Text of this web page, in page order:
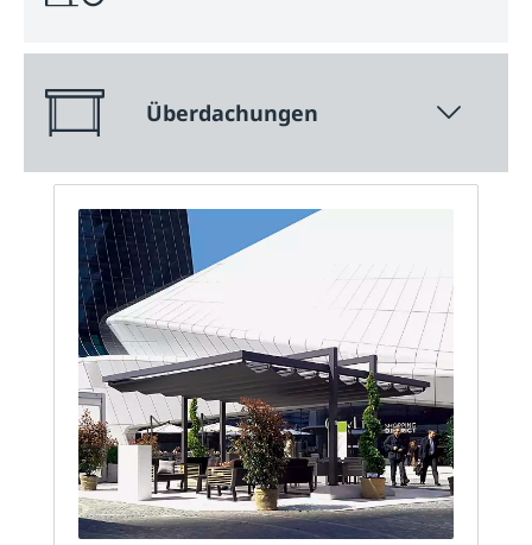
Überdachungen